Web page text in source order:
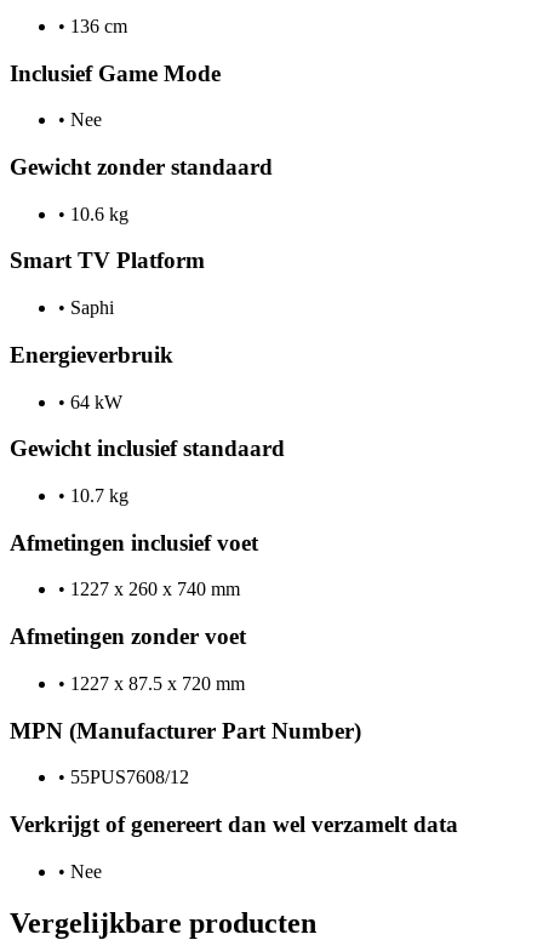
• 136 cm
Inclusief Game Mode
• Nee
Gewicht zonder standaard
• 10.6 kg
Smart TV Platform
• Saphi
Energieverbruik
• 64 kW
Gewicht inclusief standaard
• 10.7 kg
Afmetingen inclusief voet
• 1227 x 260 x 740 mm
Afmetingen zonder voet
• 1227 x 87.5 x 720 mm
MPN (Manufacturer Part Number)
• 55PUS7608/12
Verkrijgt of genereert dan wel verzamelt data
• Nee
Vergelijkbare producten